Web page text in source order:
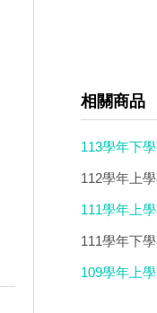
相關商品
113學年下
112學年上
111學年上
111學年下
109學年上